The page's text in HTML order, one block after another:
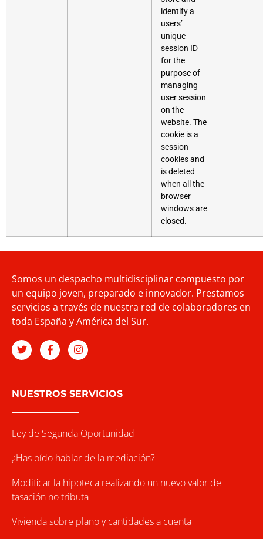
identify a
users’
unique
session ID
for the
purpose of
managing
user session
on the
website. The
cookie is a
session
cookies and
is deleted
when all the
browser
windows are
closed.
Somos un despacho multidisciplinar compuesto por
un equipo joven, preparado e innovador. Prestamos
servicios a través de nuestra red de colaboradores en
toda España y América del Sur.
NUESTROS SERVICIOS
Ley de Segunda Oportunidad
¿Has oído hablar de la mediación?
Modificar la hipoteca realizando un nuevo valor de
tasación no tributa
Vivienda sobre plano y cantidades a cuenta